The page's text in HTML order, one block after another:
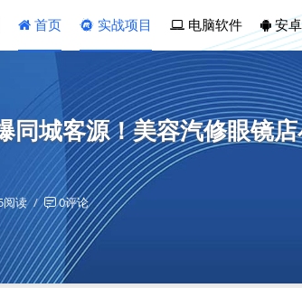
首页 实战项目 电脑软件 安
同城客源！美容汽修眼镜
阅读 0评论